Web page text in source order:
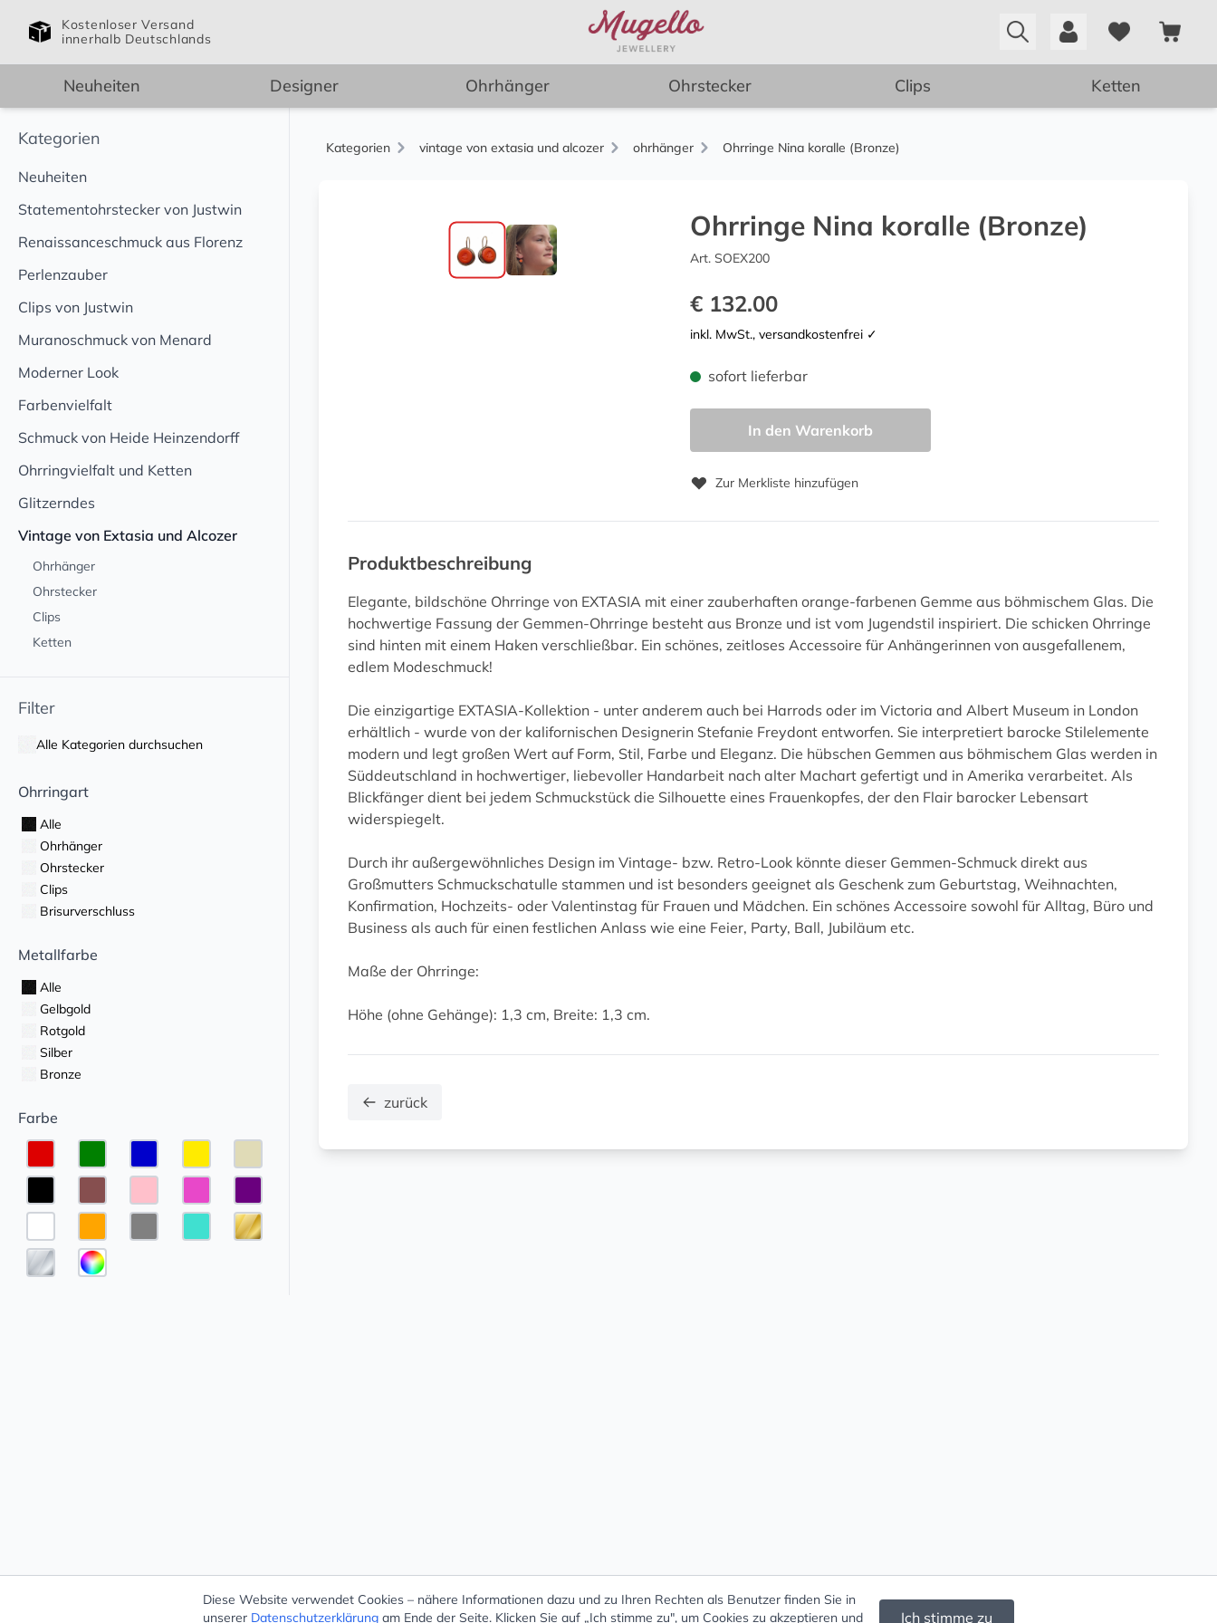
Kostenloser Versand
innerhalb Deutschlands
Neuheiten Designer Ohrhänger Ohrstecker Clips Ketten
Kategorien
Neuheiten
Statementohrstecker von Justwin
Renaissanceschmuck aus Florenz
Perlenzauber
Clips von Justwin
Muranoschmuck von Menard
Moderner Look
Farbenvielfalt
Schmuck von Heide Heinzendorff
Ohrringvielfalt und Ketten
Glitzerndes
Vintage von Extasia und Alcozer
Ohrhänger
Ohrstecker
Clips
Ketten
Filter
Alle Kategorien durchsuchen
Ohrringart
Alle
Ohrhänger
Ohrstecker
Clips
Brisurverschluss
Metallfarbe
Alle
Gelbgold
Rotgold
Silber
Bronze
Farbe
Kategorien vintage von extasia und alcozer ohrhänger Ohrringe Nina koralle (Bronze)
Ohrringe Nina koralle (Bronze)
Art. SOEX200
€ 132.00
inkl. MwSt., versandkostenfrei ✓
sofort lieferbar
In den Warenkorb
Zur Merkliste hinzufügen
Produktbeschreibung
Elegante, bildschöne Ohrringe von EXTASIA mit einer zauberhaften orange-farbenen Gemme aus böhmischem Glas. Die
hochwertige Fassung der Gemmen-Ohrringe besteht aus Bronze und ist vom Jugendstil inspiriert. Die schicken Ohrringe
sind hinten mit einem Haken verschließbar. Ein schönes, zeitloses Accessoire für Anhängerinnen von ausgefallenem,
edlem Modeschmuck!
Die einzigartige EXTASIA-Kollektion - unter anderem auch bei Harrods oder im Victoria and Albert Museum in London
erhältlich - wurde von der kalifornischen Designerin Stefanie Freydont entworfen. Sie interpretiert barocke Stilelemente
modern und legt großen Wert auf Form, Stil, Farbe und Eleganz. Die hübschen Gemmen aus böhmischem Glas werden in
Süddeutschland in hochwertiger, liebevoller Handarbeit nach alter Machart gefertigt und in Amerika verarbeitet. Als
Blickfänger dient bei jedem Schmuckstück die Silhouette eines Frauenkopfes, der den Flair barocker Lebensart
widerspiegelt.
Durch ihr außergewöhnliches Design im Vintage- bzw. Retro-Look könnte dieser Gemmen-Schmuck direkt aus
Großmutters Schmuckschatulle stammen und ist besonders geeignet als Geschenk zum Geburtstag, Weihnachten,
Konfirmation, Hochzeits- oder Valentinstag für Frauen und Mädchen. Ein schönes Accessoire sowohl für Alltag, Büro und
Business als auch für einen festlichen Anlass wie eine Feier, Party, Ball, Jubiläum etc.
Maße der Ohrringe:
Höhe (ohne Gehänge): 1,3 cm, Breite: 1,3 cm.
zurück
Diese Website verwendet Cookies – nähere Informationen dazu und zu Ihren Rechten als Benutzer finden Sie in
unserer Datenschutzerklärung am Ende der Seite. Klicken Sie auf „Ich stimme zu", um Cookies zu akzeptieren und Ich stimme zu